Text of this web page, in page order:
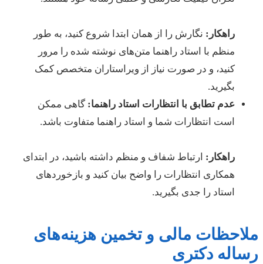
راهکار: نگارش را از همان ابتدا شروع کنید، به طور
منظم با استاد راهنما متن‌های نوشته شده را مرور
کنید، و در صورت نیاز از ویراستاران متخصص کمک
بگیرید.
عدم تطابق با انتظارات استاد راهنما: گاهی ممکن
است انتظارات شما و استاد راهنما متفاوت باشد.
راهکار: ارتباط شفاف و منظم داشته باشید، در ابتدای
همکاری انتظارات را واضح بیان کنید و بازخوردهای
استاد را جدی بگیرید.
ملاحظات مالی و تخمین هزینه‌های
رساله دکتری